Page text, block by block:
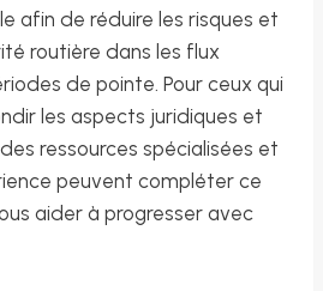
afin de réduire les risques et
routière dans les flux
de pointe. Pour ceux qui
les aspects juridiques et
ressources spécialisées et
peuvent compléter ce
aider à progresser avec